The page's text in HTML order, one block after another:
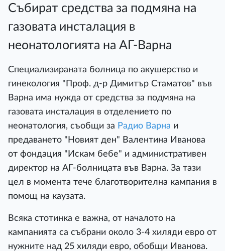
Събират средства за подмяна на
газовата инсталация в
неонатологията на АГ-Варна
Специализираната болница по акушерство и
гинекология "Проф. д-р Димитър Стаматов" във
Варна има нужда от средства за подмяна на
газовата инсталация в отделението по
неонатология, съобщи за Радио Варна и
предаването "Новият ден" Валентина Иванова
от фондация "Искам бебе" и административен
директор на АГ-болницата във Варна. За тази
цел в момента тече благотворителна кампания в
помощ на каузата.
Всяка стотинка е важна, от началото на
кампанията са събрани около 3-4 хиляди евро от
нужните над 25 хиляди евро, обобщи Иванова.